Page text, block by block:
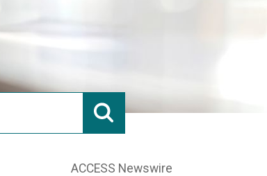
ACCESS Newswire